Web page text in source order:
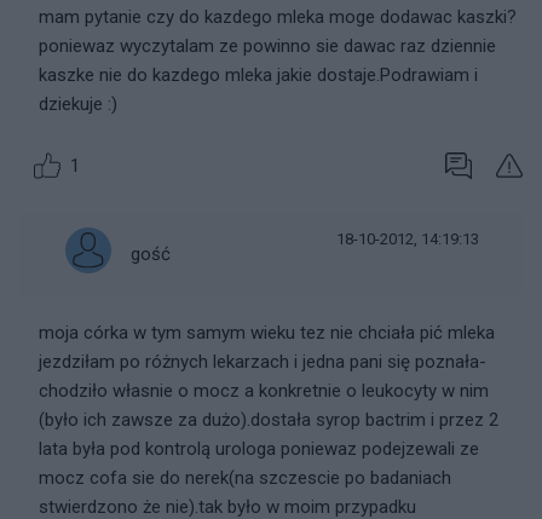
mam pytanie czy do kazdego mleka moge dodawac kaszki?
poniewaz wyczytalam ze powinno sie dawac raz dziennie
kaszke nie do kazdego mleka jakie dostaje.Podrawiam i
dziekuje :)
1
gość
18-10-2012, 14:19:13
moja córka w tym samym wieku tez nie chciała pić mleka
jezdziłam po różnych lekarzach i jedna pani się poznała-
chodziło własnie o mocz a konkretnie o leukocyty w nim
(było ich zawsze za dużo).dostała syrop bactrim i przez 2
lata była pod kontrolą urologa poniewaz podejzewali ze
mocz cofa sie do nerek(na szczescie po badaniach
stwierdzono że nie).tak było w moim przypadku